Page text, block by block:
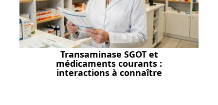
Transaminase SGOT et
médicaments courants :
interactions à connaître